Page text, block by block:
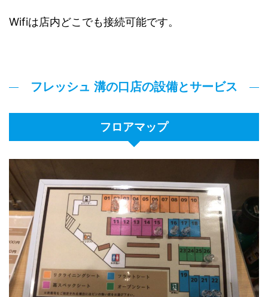
Wifiは店内どこでも接続可能です。
フレッシュ 溝の口店の設備とサービス
フロアマップ